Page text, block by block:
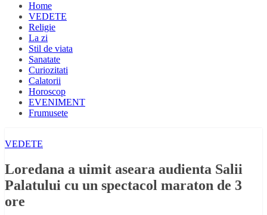
Home
VEDETE
Religie
La zi
Stil de viata
Sanatate
Curiozitati
Calatorii
Horoscop
EVENIMENT
Frumusete
VEDETE
Loredana a uimit aseara audienta Salii
Palatului cu un spectacol maraton de 3
ore